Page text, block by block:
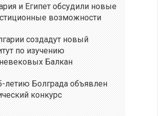
и Египет обсудили новые
возможности
создадут новый
по изучению
Балкан
летию Болграда объявлен
конкурс